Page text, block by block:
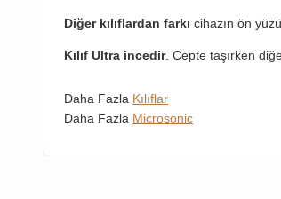
Diğer kılıflardan farkı cihazın ön
Kılıf Ultra incedir. Cepte taşırken
Daha Fazla Kılıflar
Daha Fazla Microsonic